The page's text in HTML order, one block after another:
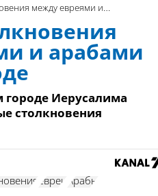
евреями и арабами в Старом городе
и арабами
городе Иерусалима
столкновения
евреи Арабы